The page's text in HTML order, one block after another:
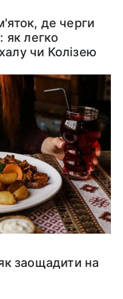
де черги
як легко
чи Колізею
заощадити на